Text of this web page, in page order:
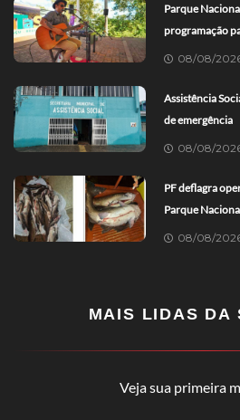
Parque
programação
08/08/
Assistência
de emergência
08/08/
PF deflagra
Parque
08/08/
MAIS LIDAS DA
Veja sua primeira